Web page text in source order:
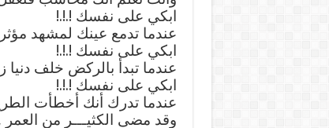
ابكي على نفسك !.!.!
عندما تدمع عينك لمشهد مؤثر
ابكي على نفسك !.!.!
عندما تبدأ بالركض خلف دنيا
ابكي على نفسك !.!.!
عندما تدرك أنك أخطأت
وقد مضى الكثيـــر من